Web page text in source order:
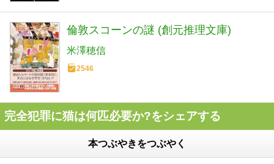
倫敦スコーンの謎 (創元推理文庫)
米澤穂信
2546
完全犯罪に猫は何匹必要か?をシェアする
本つぶやきをつぶやく